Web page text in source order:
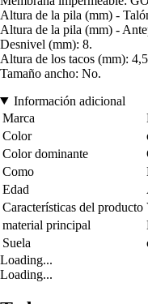
Altura de la pila (mm) -
Altura de la pila (mm) -
Desnivel (mm): 8.
Altura de los tacos (mm):
Tamaño ancho: No.
Información adicional
Marca
Color
Color dominante
Como
Edad
Características del producto
material principal
Suela
Loading...
Loading...